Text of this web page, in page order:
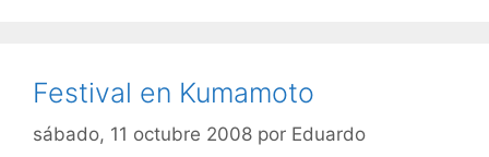
Festival en Kumamoto
sábado, 11 octubre 2008 por Eduardo